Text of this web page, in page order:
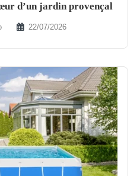
d’un jardin provençal
22/07/2026